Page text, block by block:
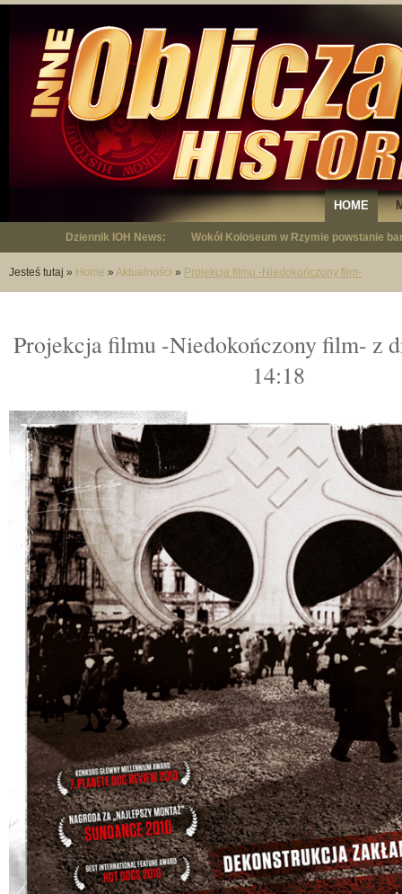
HOME
Dziennik IOH News: "Niepodległy - opowieść o Januszu
Jesteś tutaj » Home » Aktualności » Projekcja filmu -Niedokończony film-
Projekcja filmu -Niedokończony film- z
14:18